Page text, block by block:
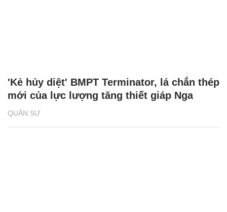
QUÂN SỰ
'Kẻ hủy diệt' BMPT Terminator, lá chắn thép
mới của lực lượng tăng thiết giáp Nga